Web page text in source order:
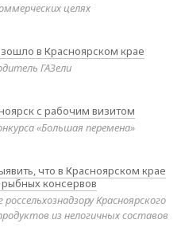
целях
в Красноярском крае
ГАЗели
с рабочим визитом
«Большая перемена»
что в Красноярском крае
консервов
Красноярского
из нелогичных составов